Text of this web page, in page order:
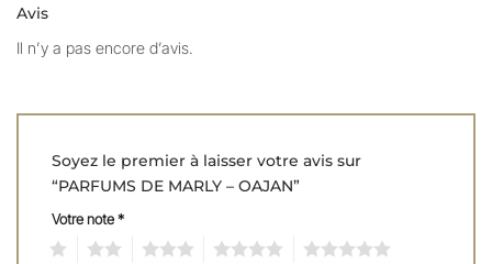
Avis
Il n’y a pas encore d’avis.
Soyez le premier à laisser votre avis sur
“PARFUMS DE MARLY – OAJAN”
Votre note*